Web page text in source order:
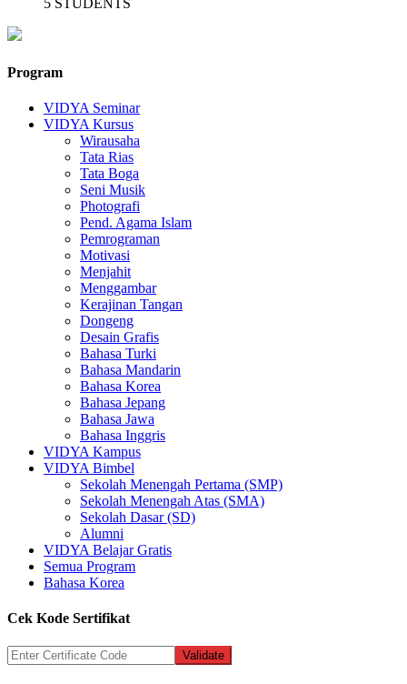
5 STUDENTS
Program
VIDYA Seminar
VIDYA Kursus
Wirausaha
Tata Rias
Tata Boga
Seni Musik
Photografi
Pend. Agama Islam
Pemrograman
Motivasi
Menjahit
Menggambar
Kerajinan Tangan
Dongeng
Desain Grafis
Bahasa Turki
Bahasa Mandarin
Bahasa Korea
Bahasa Jepang
Bahasa Jawa
Bahasa Inggris
VIDYA Kampus
VIDYA Bimbel
Sekolah Menengah Pertama (SMP)
Sekolah Menengah Atas (SMA)
Sekolah Dasar (SD)
Alumni
VIDYA Belajar Gratis
Semua Program
Bahasa Korea
Cek Kode Sertifikat